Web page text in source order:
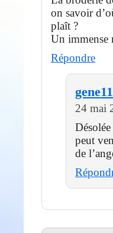
on savoir
plaît ?
Un immense
Répondre
gene11
24 mai
peut
de